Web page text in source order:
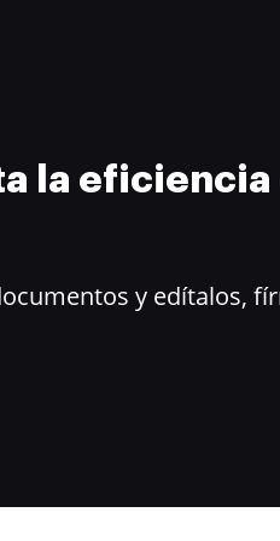
la eficiencia
y edítalos,